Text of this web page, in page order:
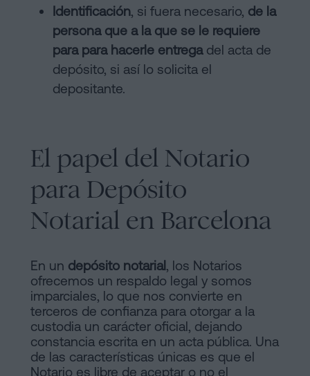
Identificación, si fuera necesario, de la
persona que a la que se le requiere
para para hacerle entregadel acta de
depósito, si así lo solicita el
depositante.
El papel del Notario
para Depósito
Notarial en Barcelona
En un depósito notarial, los Notarios
ofrecemos un respaldo legal y somos
imparciales, lo que nos convierte en
terceros de confianza para otorgar a la
custodia un carácter oficial, dejando
constancia escrita en un acta pública. Una
de las características únicas es que el
Notario es libre de aceptar o no el